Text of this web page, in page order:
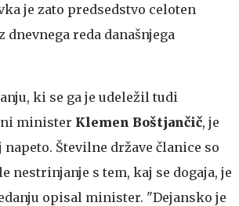
je zato predsedstvo celoten
reda današnjega
ki se ga je udeležil tudi
minister Klemen Boštjančič, je
Številne države članice so
nestrinjanje s tem, kaj se dogaja, je
opisal minister. "Dejansko je